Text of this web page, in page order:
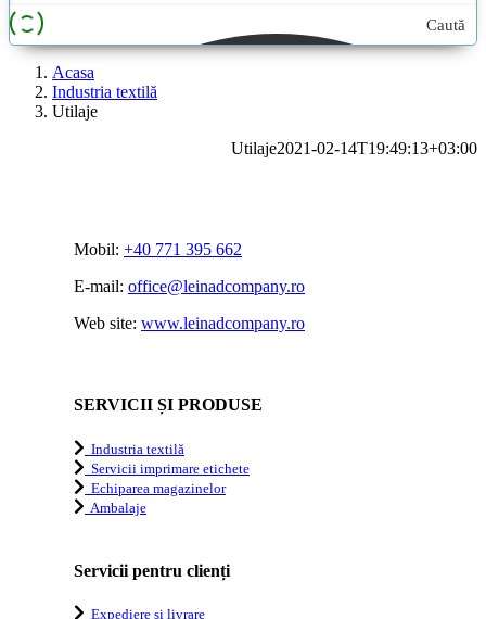
Caută
Acasa
Industria textilă
Utilaje
Utilaje2021-02-14T19:49:13+03:00
Mobil: +40 771 395 662
E-mail: office@leinadcompany.ro
Web site: www.leinadcompany.ro
SERVICII ȘI PRODUSE
Industria textilă
Servicii imprimare etichete
Echiparea magazinelor
Ambalaje
Servicii pentru clienți
Expediere și livrare